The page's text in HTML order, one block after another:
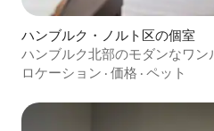
ハンブルク・ノルト区の個室
ハンブルク北部のモダンなワン
ロケーション · 価格 · ペット